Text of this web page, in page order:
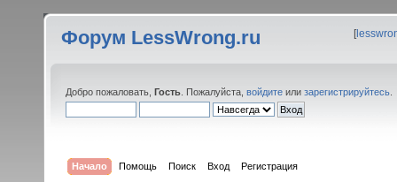
Форум LessWrong.ru [
Добро пожаловать, Гость . Пожалуйста, войдите или зарегистрируйтесь
Начало Помощь Поиск Вход Регистрация